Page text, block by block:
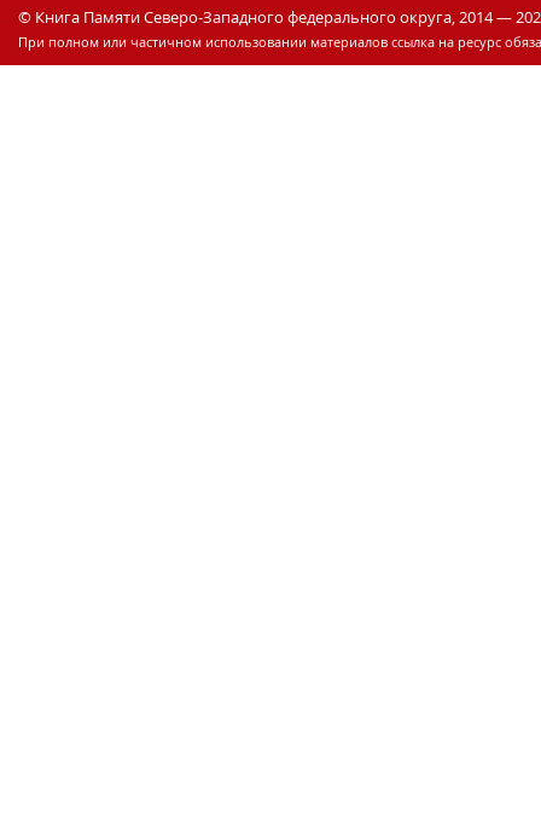
© Книга Памяти Северо-Западного федерального округа, 2014 —
При полном или частичном использовании материалов ссылка на ресурс